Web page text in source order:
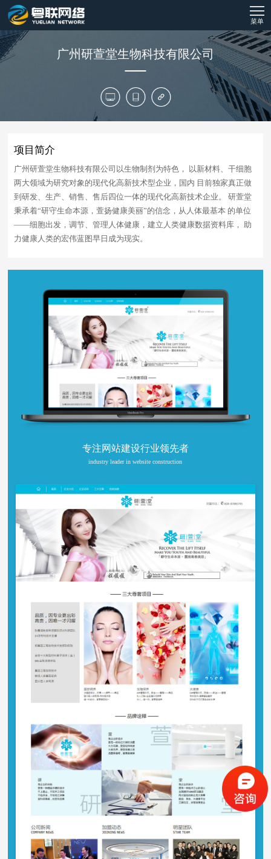
菜单
广州研萱堂生物科技有限公司
项目简介
广州研萱堂生物科技有限公司以生物制剂为特色， 以新材料、干细胞
两大领域为研究对象的现代化高新技术型企业，国内 目前独家真正做
到研发、生产、销售、售后四位一体的现代化高新技术企业。 研萱堂
秉承着“研守生命本源，萱扬健康美丽”的信念，从人体最基本 的单位
——细胞出发，调节、管理人体健康，建立人类健康数据资料库， 助
力健康人类的宏伟蓝图早日成为现实。
专注网站建设行业领先者
industry leader in website construction